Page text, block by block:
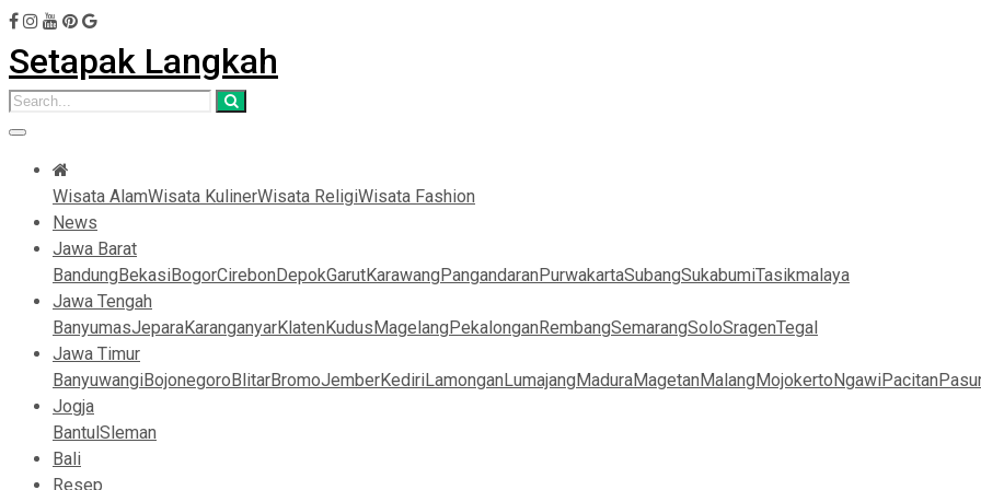
Setapak Langkah
Wisata AlamWisata KulinerWisata ReligiWisata Fashion
News
Jawa Barat
BandungBekasiBogorCirebonDepokGarutKarawangPangandaranPurwakartaSubangSukabumiTasikmalaya
Jawa Tengah
BanyumasJeparaKaranganyarKlatenKudusMagelangPekalonganRembangSemarangSoloSragenTegal
Jawa Timur
BanyuwangiBojonegoroBlitarBromoJemberKediriLamonganLumajangMaduraMagetanMalangMojokertoNgawiPacitan
Jogja
BantulSleman
Bali
Resep